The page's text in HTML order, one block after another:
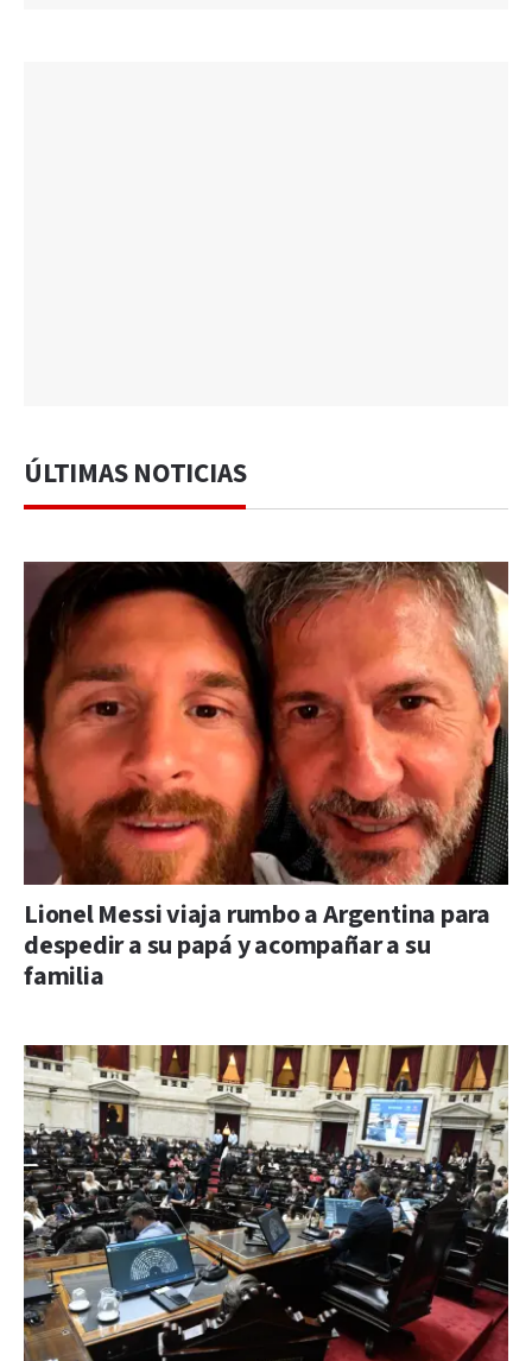
ÚLTIMAS NOTICIAS
Lionel Messi viaja rumbo a Argentina para
despedir a su papá y acompañar a su
familia